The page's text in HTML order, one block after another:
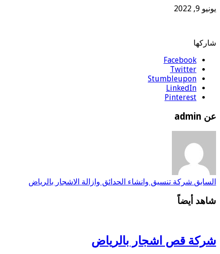
يونيو 9, 2022
شاركها
Facebook
Twitter
Stumbleupon
LinkedIn
Pinterest
عن admin
السابق شركة تنسيق وانشاء الحدائق وازالة الاشجار بالرياض
شاهد أيضاً
شركة قص اشجار بالرياض